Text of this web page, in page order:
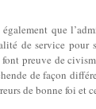
que
de service pour
preuve de
de façon
de bonne foi et